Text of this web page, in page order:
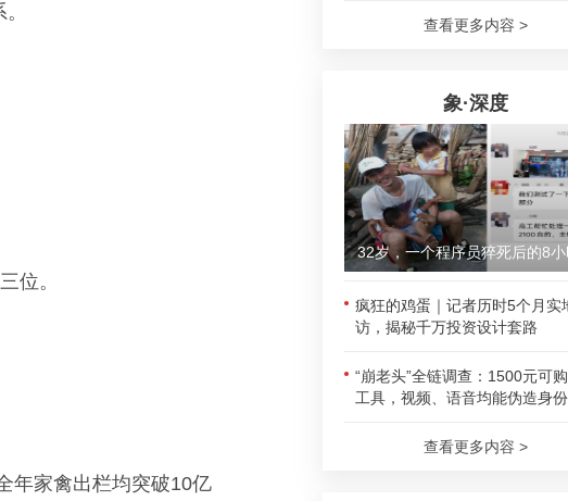
位。
年家禽出栏均突破10亿
查看更多内容 >
象·深度
32岁，一个程序员猝死后的8
疯狂的鸡蛋｜记者历时5个月实
访，揭秘千万投资设计套路
“崩老头”全链调查：1500元可
工具，视频、语音均能伪造身份
查看更多内容 >